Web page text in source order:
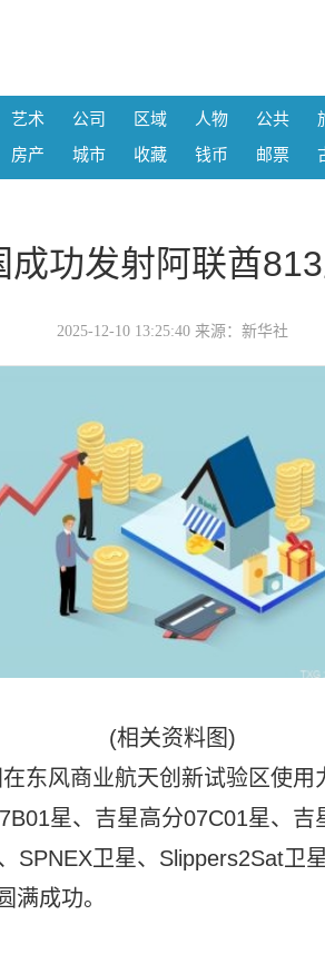
艺术 公司 区域 人物 公共
房产 城市 收藏 钱币 邮票
成功发射阿联酋
2025-12-10 13:25:40 来源：新华社
(相关资料图)
东风商业航天创新试验区使
星、吉星高分07C01星、吉
SPNEX卫星、Slippers2Sat卫
满成功。